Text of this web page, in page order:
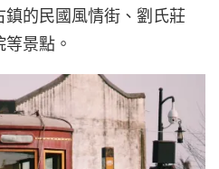
的民國風情街、劉氏莊
景點。